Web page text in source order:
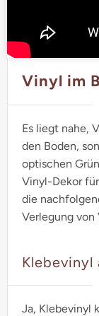
Vinyl im
Es liegt nahe,
den Boden,
optischen
Vinyl-Dekor
die
Verlegung von
Klebevinyl
Ja, Klebevinyl